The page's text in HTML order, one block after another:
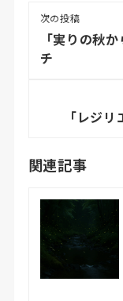
次の投稿
「実りの秋
チ
「レジ
関連記事